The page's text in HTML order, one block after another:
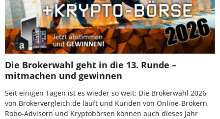
Die Brokerwahl geht in die 13. Runde –
mitmachen und gewinnen
Seit einigen Tagen ist es wieder so weit: Die Brokerwahl 2026
von Brokervergleich.de läuft und Kunden von Online-Brokern,
Robo-Advisorn und Kryptobörsen können auch dieses Jahr